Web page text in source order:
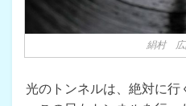
絹村 広
光のトンネルは、絶対に行